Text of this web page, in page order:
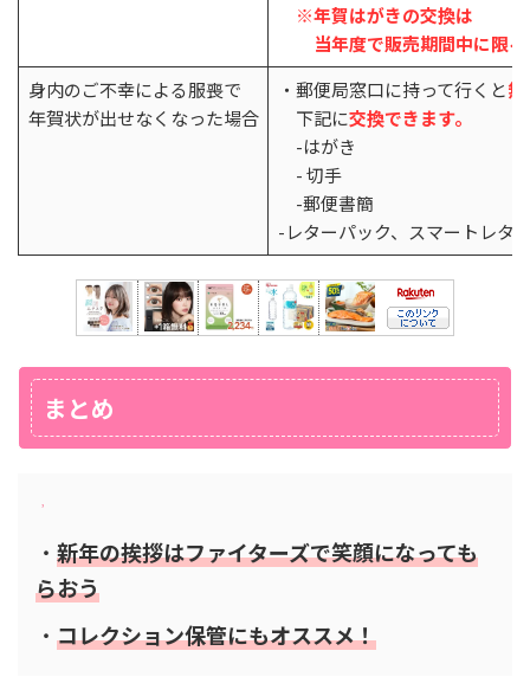
※年賀はがきの交換は
当年度で販売期間中に限る
身内のご不幸による服喪で
年賀状が出せなくなった場合
・郵便局窓口に持って行くと
下記に交換できます。
-はがき
- 切手
-郵便書簡
-レターパック、スマートレタ
まとめ
・ 新年の挨拶はファイターズで笑顔になっても
らおう
・ コレクション保管にもオススメ！